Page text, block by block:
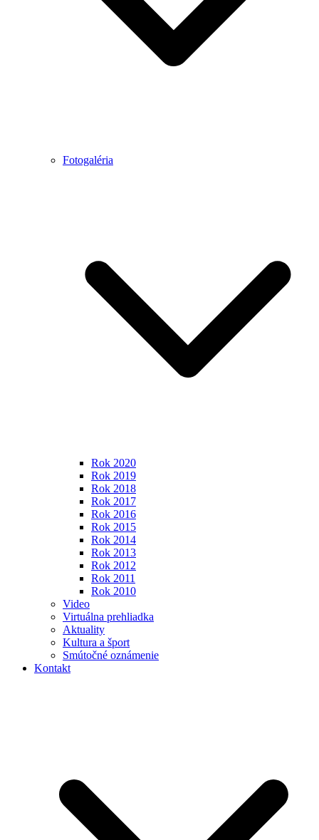
Fotogaléria
Rok 2020
Rok 2019
Rok 2018
Rok 2017
Rok 2016
Rok 2015
Rok 2014
Rok 2013
Rok 2012
Rok 2011
Rok 2010
Video
Virtuálna prehliadka
Aktuality
Kultura a šport
Smútočné oznámenie
Kontakt